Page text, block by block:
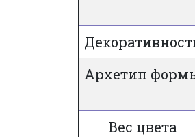
Архетип
Вес цвета